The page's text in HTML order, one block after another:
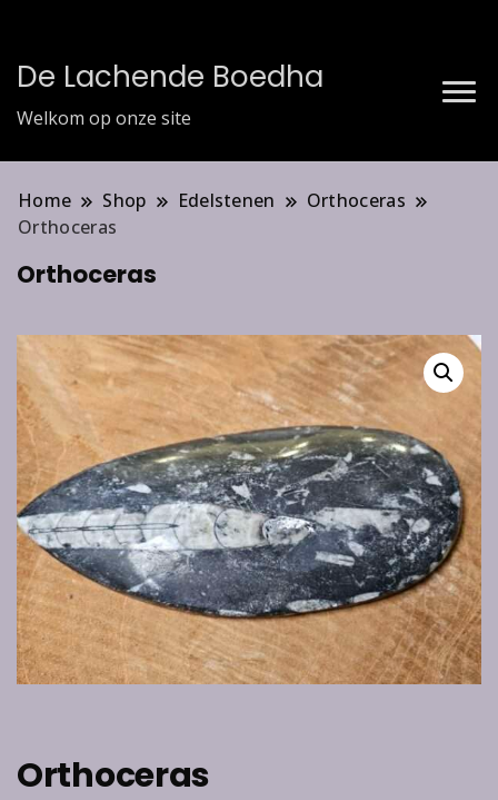
De Lachende Boedha
Welkom op onze site
Home Shop Edelstenen
Orthoceras
Orthoceras
Orthoceras
Orthoceras